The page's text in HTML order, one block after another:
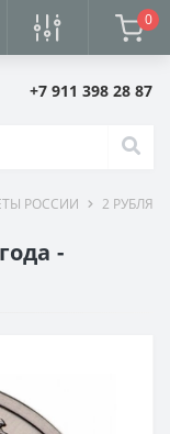
0
+7 911 398 28 87
РОССИИ 2 РУБЛЯ
-